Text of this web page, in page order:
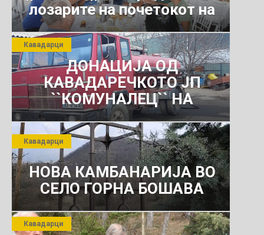
лозарите на почетокот на
јули 2026 г.
ДОНАЦИЈА ОД
КАВАДАРЕЧКОТО ЈП
``КОМУНАЛЕЦ`` НА
РОСОМАНСКОТО ЈАВНО
ПРЕТПРИЈАТИЕ ЗА
КОМУНАЛНО УСЛУГИ
Кавадарци
НОВА КАМБАНАРИЈА ВО
СЕЛО ГОРНА БОШАВА
Кавадарци
Кавадарци